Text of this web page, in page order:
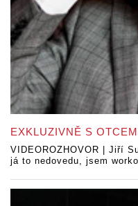
EXKLUZIVNĚ S
VIDEOROZHOVOR | Jiří
já to nedovedu, jsem